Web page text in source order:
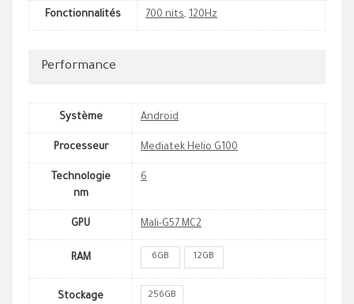
Fonctionnalités 700 nits, 120Hz
Performance
Système Android
Processeur Mediatek Helio G100
Technologie
nm
6
GPU Mali-G57 MC2
RAM 6GB 12GB
Stockage 256GB